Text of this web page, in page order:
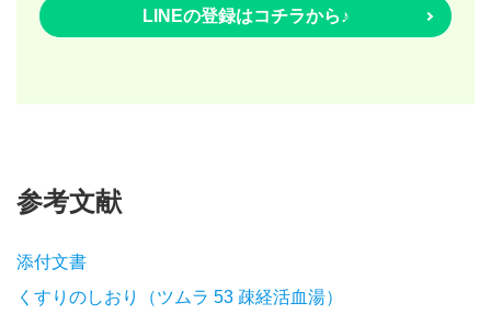
LINEの登録はコチラから♪
参考文献
添付文書
くすりのしおり（ツムラ 53 疎経活血湯）